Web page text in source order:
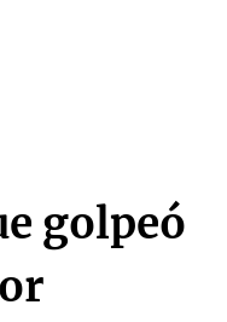
golpeó